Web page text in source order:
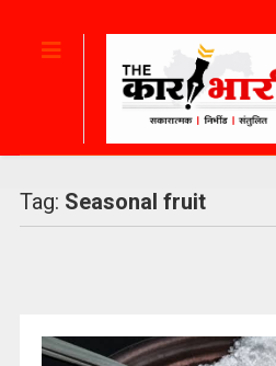
Tag: Seasonal fruit